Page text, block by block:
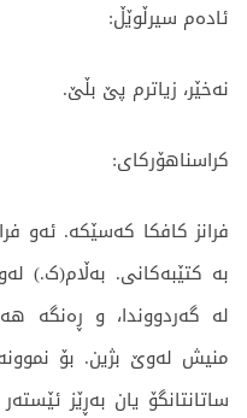
ئادەم سیرڵوێڵ:
نەخێر، زیاترم پێ بڵێ.
کراسناهۆرکای:
فرانز کافکا کەسێکە. ئەو
بە کتێبەکانی. بەڵام(ک.)
لە گەردووندا، و ڕەنگە
منیش لەوێ بژین. بۆ
ساتانتانگۆ یان بەڕێز